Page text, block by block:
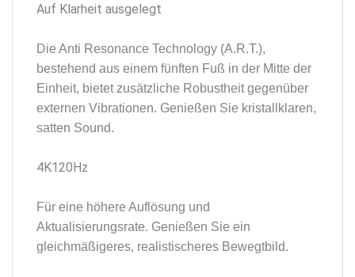
Auf Klarheit ausgelegt
Die Anti Resonance Technology (A.R.T.),
bestehend aus einem fünften Fuß in der Mitte der
Einheit, bietet zusätzliche Robustheit gegenüber
externen Vibrationen. Genießen Sie kristallklaren,
satten Sound.
4K120Hz
Für eine höhere Auflösung und
Aktualisierungsrate. Genießen Sie ein
gleichmäßigeres, realistischeres Bewegtbild.